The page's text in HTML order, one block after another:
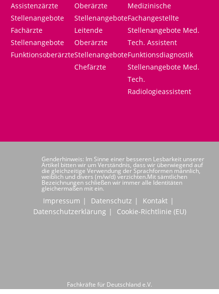
Assistenzärzte
Stellenangebote
Fachärzte
Stellenangebote
Funktionsoberärzte
Oberärzte
Stellenangebote
Leitende
Oberärzte
Stellenangebote
Chefärzte
Medizinische
Fachangestellte
Stellenangebote Med.
Tech. Assistent
Funktionsdiagnostik
Stellenangebote Med.
Tech.
Radiologieassistent
Genderhinweis: Im Sinne einer besseren Lesbarkeit unserer
Artikel bitten wir um Verständnis, dass wir überwiegend auf
die gleichzeitige Verwendung der Sprachformen männlich,
weiblich und divers (m/w/d) verzichten.Mit sämtlichen
Bezeichnungen schließen wir immer alle Identitäten
gleichermaßen mit ein.
Impressum Datenschutz
Kontakt
Datenschutzerklärung
Cookie-Richtlinie (EU)
Fachkräfte für Deutschland e.V.